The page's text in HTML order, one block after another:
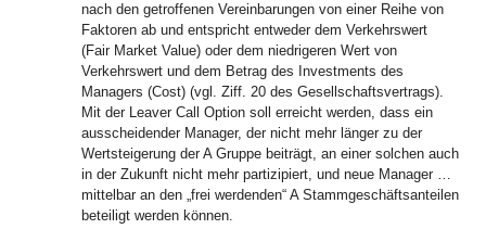
nach den getroffenen Vereinbarungen von einer Reihe von
Faktoren ab und entspricht entweder dem Verkehrswert
(Fair Market Value) oder dem niedrigeren Wert von
Verkehrswert und dem Betrag des Investments des
Managers (Cost) (vgl. Ziff. 20 des Gesellschaftsvertrags).
Mit der Leaver Call Option soll erreicht werden, dass ein
ausscheidender Manager, der nicht mehr länger zu der
Wertsteigerung der A Gruppe beiträgt, an einer solchen auch
in der Zukunft nicht mehr partizipiert, und neue Manager …
mittelbar an den „frei werdenden“ A Stammgeschäftsanteilen
beteiligt werden können.